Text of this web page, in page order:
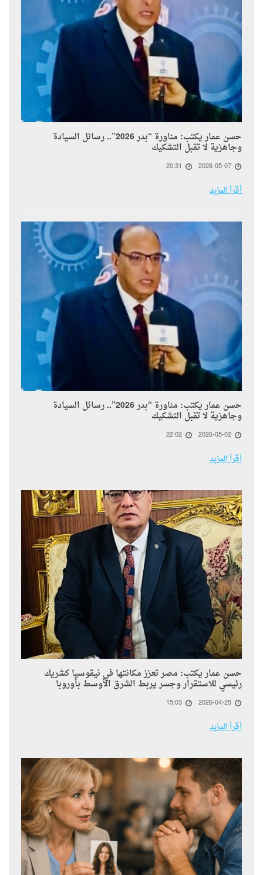
حسن عمار يكتب: مناورة “بدر 2026”.. رسائل السيادة
وجاهزية لا تقبل التشكيك
2026-05-07
20:31
أقرأ المزيد
حسن عمار يكتب: مناورة “بدر 2026”.. رسائل السيادة
وجاهزية لا تقبل التشكيك
2026-05-02
22:02
أقرأ المزيد
حسن عمار يكتب: مصر تعزز مكانتها في نيقوسيا كشريك
رئيسي للاستقرار وجسر يربط الشرق الأوسط بأوروبا
2026-04-25
15:03
أقرأ المزيد